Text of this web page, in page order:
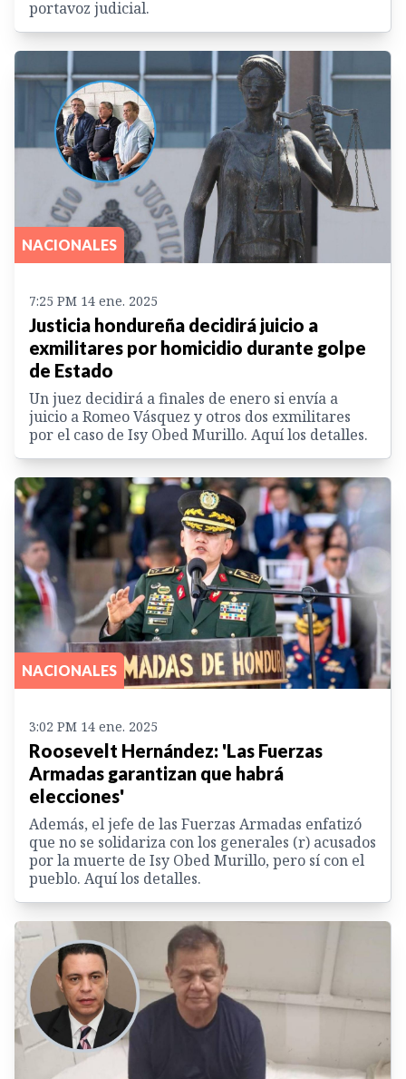
portavoz judicial.
NACIONALES
7:25 PM 14 ene. 2025
Justicia hondureña decidirá juicio a
exmilitares por homicidio durante golpe
de Estado
Un juez decidirá a finales de enero si envía a
juicio a Romeo Vásquez y otros dos exmilitares
por el caso de Isy Obed Murillo. Aquí los detalles.
NACIONALES
3:02 PM 14 ene. 2025
Roosevelt Hernández: 'Las Fuerzas
Armadas garantizan que habrá
elecciones'
Además, el jefe de las Fuerzas Armadas enfatizó
que no se solidariza con los generales (r) acusados
por la muerte de Isy Obed Murillo, pero sí con el
pueblo. Aquí los detalles.